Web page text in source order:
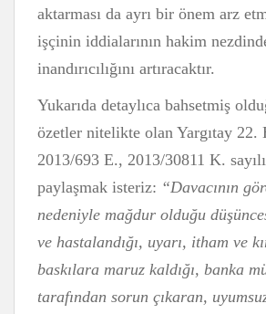
aktarması da ayrı bir önem arz
işçinin iddialarının hakim
inandırıcılığını artıracaktır.
Yukarıda detaylıca bahsetmiş
özetler nitelikte olan Yargıtay 22.
2013/693 E., 2013/30811 K.
paylaşmak isteriz: “Davacının
nedeniyle mağdur olduğu
ve hastalandığı, uyarı, itham ve
baskılara maruz kaldığı, banka
tarafından sorun çıkaran,